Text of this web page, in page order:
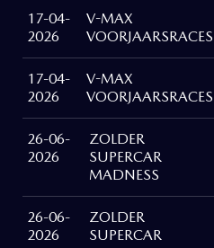
17-04-
2026
V-MAX
VOORJAARSRACES
17-04-
2026
V-MAX
VOORJAARSRACES
26-06-
2026
ZOLDER
SUPERCAR
MADNESS
26-06-
2026
ZOLDER
SUPERCAR